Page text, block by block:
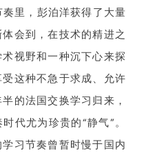
里，彭泊洋获得了大量
会到，在技术的精进之
视野和一种沉下心来探
这种不急于求成、允许
的法国交换学习归来，
代尤为珍贵的“静气”。
习节奏曾暂时慢于国内